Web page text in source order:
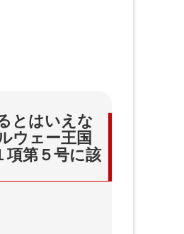
とはいえな
ウェー王国
項第５号に該